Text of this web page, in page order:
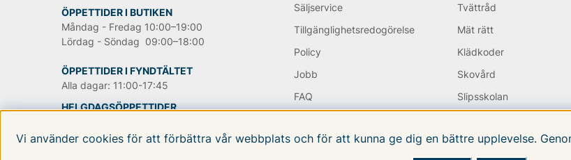
Andra populära varumärken:
Björn Borg
Oscar Jacobson
ÖPPETTIDER I BUTIKEN
Måndag - Fredag 10:00–19:00
Lördag - Söndag 09:00–18:00
ÖPPETTIDER I FYNDTÄLTET
Alla dagar: 11:00-17:45
HELGDAGSÖPPETTIDER
TILLGÄNGLIGHETSVERKTYG
Säljservice
Tillgänglighetsredogörelse
Policy
Jobb
FAQ
Tvättråd
Mät rätt
Klädkoder
Skovård
Slipsskolan
Vi använder cookies för att förbättra vår webbplats och för att kunna ge dig en bättre upplevelse.